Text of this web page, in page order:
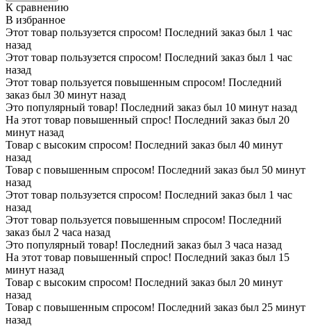
К сравнению
В избранное
Этот товар пользузется спросом! Последний заказ был 1 час
назад
Этот товар пользузется спросом! Последний заказ был 1 час
назад
Этот товар пользуется повышенным спросом! Последний
заказ был 30 минут назад
Это популярный товар! Последний заказ был 10 минут назад
На этот товар повышенный спрос! Последний заказ был 20
минут назад
Товар с высоким спросом! Последний заказ был 40 минут
назад
Товар с повышенным спросом! Последний заказ был 50 минут
назад
Этот товар пользузется спросом! Последний заказ был 1 час
назад
Этот товар пользуется повышенным спросом! Последний
заказ был 2 часа назад
Это популярный товар! Последний заказ был 3 часа назад
На этот товар повышенный спрос! Последний заказ был 15
минут назад
Товар с высоким спросом! Последний заказ был 20 минут
назад
Товар с повышенным спросом! Последний заказ был 25 минут
назад